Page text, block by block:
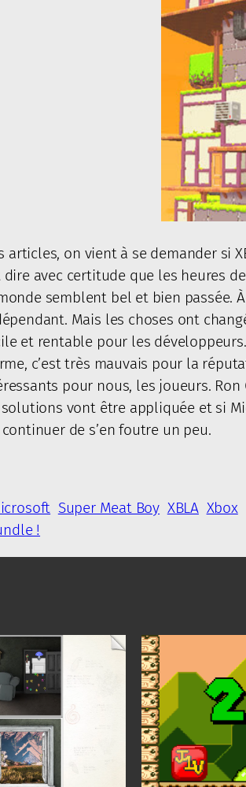
on vient à se demander si
avec certitude que les heures
semblent bel et bien passée.
Mais les choses ont
et rentable pour les
c’est très mauvais pour la
pour nous, les joueurs.
vont être appliquée et si
de s’en foutre un peu.
Super Meat Boy XBLA Xbox
!